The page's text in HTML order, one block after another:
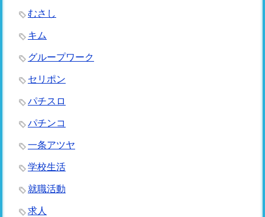
むさし
キム
グループワーク
セリポン
パチスロ
パチンコ
一条アツヤ
学校生活
就職活動
求人